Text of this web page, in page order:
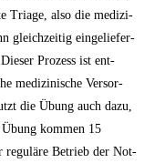
Tria­ge, also die medi­zi­
gleich­zei­tig ein­ge­lie­fer­
Pro­zess ist ent­
medi­zi­ni­sche Ver­sor­
die Übung auch dazu,
kom­men 15
regu­lä­re Betrieb der Not­